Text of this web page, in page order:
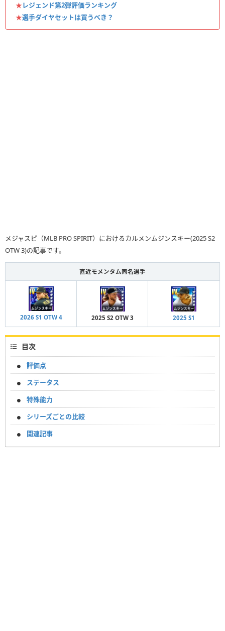
★レジェンド第2弾評価ランキング
★選手ダイヤセットは買うべき？
メジャスピ（MLB PRO SPIRIT）におけるカルメンムジンスキー(2025 S2
OTW 3)の記事です。
直近モメンタム同名選手
2026 S1 OTW 4 2025 S2 OTW 3 2025 S1
目次
評価点
ステータス
特殊能力
シリーズごとの比較
関連記事